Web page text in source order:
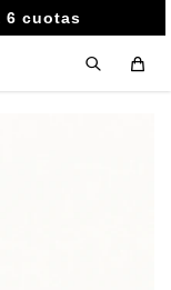
6 cuotas